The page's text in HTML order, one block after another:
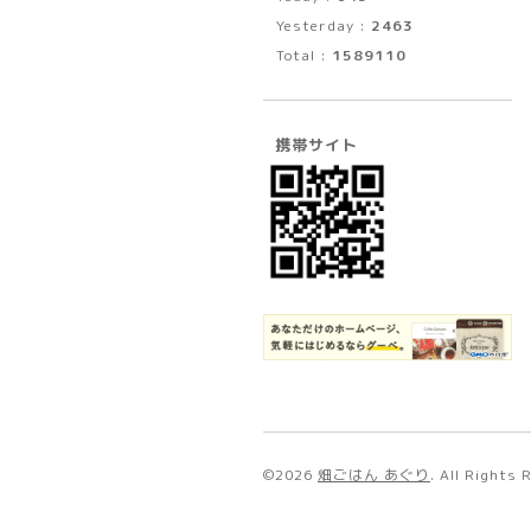
Yesterday : 2463
Total : 1589110
携帯サイト
©2026 畑ごはん あぐり . All Rights